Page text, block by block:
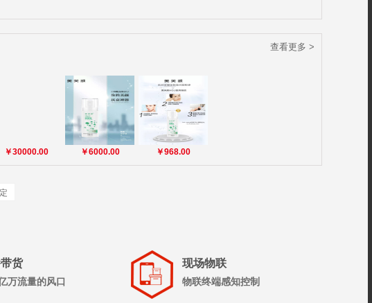
查看更多 >
￥30000.00 ￥6000.00 ￥968.00
货
万流量的风口
现场物联
物联终端感知控制